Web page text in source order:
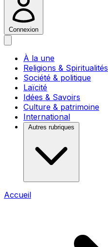
Connexion
À la une
Religions & Spiritualités
Société & politique
Laïcité
Idées & Savoirs
Culture & patrimoine
International
Autres rubriques
Accueil